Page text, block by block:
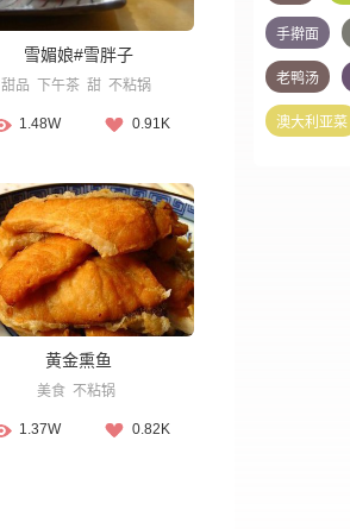
雪媚娘#雪胖子
甜品 下午茶 甜 不粘锅
1.48W 0.91K
黄金熏鱼
美食 不粘锅
1.37W 0.82K
手擀面
老鸭汤
澳大利亚菜